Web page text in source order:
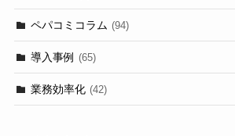
ペパコミコラム (94)
導入事例 (65)
業務効率化 (42)